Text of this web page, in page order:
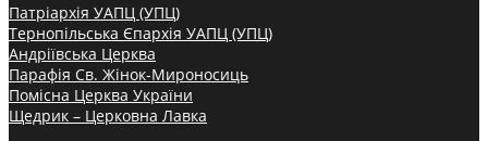
Патріархія УАПЦ (УПЦ)
Тернопільська Єпархія УАПЦ (УПЦ)
Андріївська Церква
Парафія Св. Жінок-Мироносиць
Помісна Церква України
Щедрик – Церковна Лавка